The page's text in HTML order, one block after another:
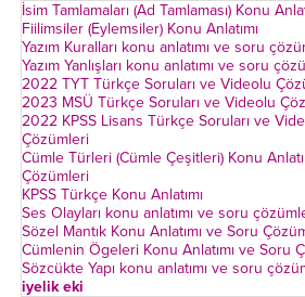
İsim Tamlamaları (Ad Tamlaması) Konu
Fiilimsiler (Eylemsiler) Konu Anlatımı
Yazım Kuralları konu anlatımı ve soru
Yazım Yanlışları konu anlatımı ve soru
2022 TYT Türkçe Soruları ve Videolu
2023 MSÜ Türkçe Soruları ve Videolu
2022 KPSS Lisans Türkçe Soruları ve
Çözümleri
Cümle Türleri (Cümle Çeşitleri) Konu
Çözümleri
KPSS Türkçe Konu Anlatımı
Ses Olayları konu anlatımı ve soru
Sözel Mantık Konu Anlatımı ve Soru
Cümlenin Ögeleri Konu Anlatımı ve Soru
Sözcükte Yapı konu anlatımı ve soru
iyelik eki